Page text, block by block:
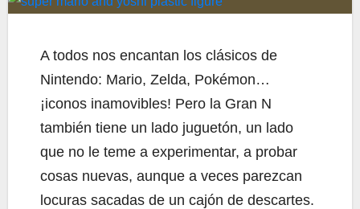
A todos nos encantan los clásicos de
Nintendo: Mario, Zelda, Pokémon…
¡iconos inamovibles! Pero la Gran N
también tiene un lado juguetón, un lado
que no le teme a experimentar, a probar
cosas nuevas, aunque a veces parezcan
locuras sacadas de un cajón de descartes.